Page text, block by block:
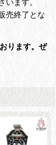
売終了とな
ります。 ぜ